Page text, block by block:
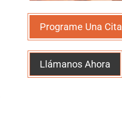
Programe Una Cita
Llámanos Ahora